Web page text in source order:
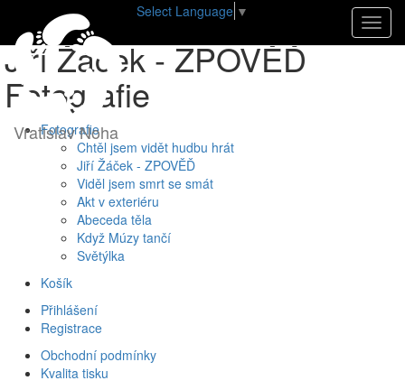
Vratislav Noha
Select Language ▼
E-shop• Fotografie•Jiří Žáček - ZPOVĚĎ
Jiří Žáček - ZPOVĚĎ
Fotografie
Fotografie
Chtěl jsem vidět hudbu hrát
Jiří Žáček - ZPOVĚĎ
Viděl jsem smrt se smát
Akt v exteriéru
Abeceda těla
Když Múzy tančí
Světýlka
Košík
Přihlášení
Registrace
Obchodní podmínky
Kvalita tisku